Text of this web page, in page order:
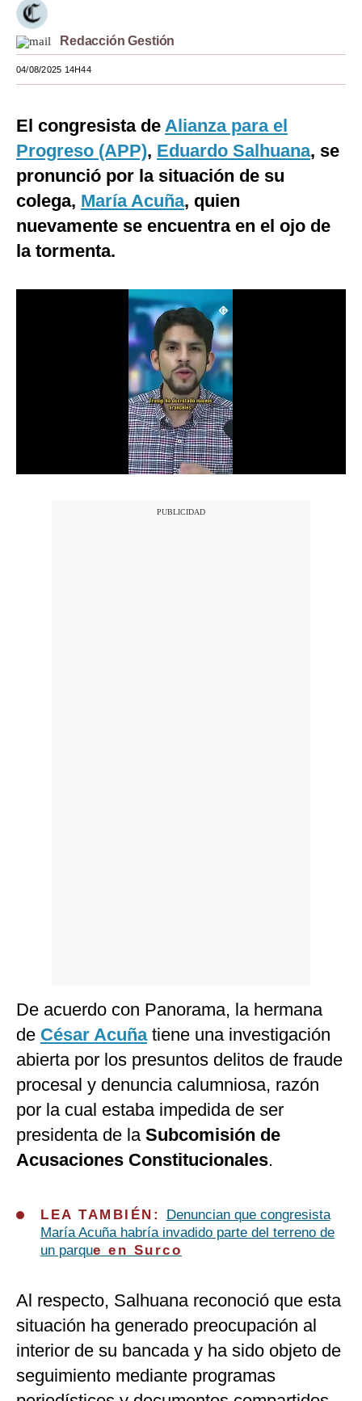
Estilos
Mundo
EEUU
España
Internacional
Tecnología
Club del Suscriptor
Redacción Gestión
04/08/2025 14H44
El congresista de Alianza para el
Progreso (APP), Eduardo Salhuana, se
pronunció por la situación de su
colega, María Acuña, quien
nuevamente se encuentra en el ojo de
la tormenta.
De acuerdo con Panorama, la hermana
de César Acuñatiene una investigación
abierta por los presuntos delitos de fraude
procesal y denuncia calumniosa, razón
por la cual estaba impedida de ser
presidenta de la Subcomisión de
Acusaciones Constitucionales.
LEA TAMBIÉN:
Denuncian que congresista
María Acuña habría invadido parte del terreno de
un parque en Surco
Al respecto, Salhuana reconoció que esta
situación ha generado preocupación al
interior de su bancada y ha sido objeto de
seguimiento mediante programas